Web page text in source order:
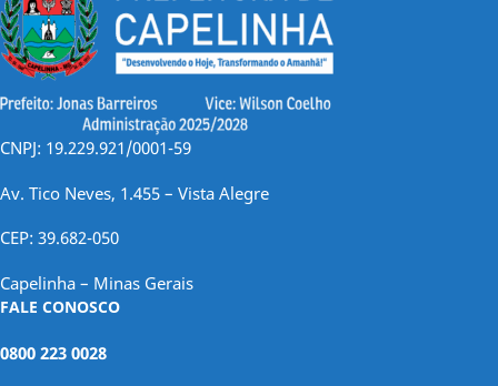
CNPJ: 19.229.921/0001-59
Av. Tico Neves, 1.455 – Vista Alegre
CEP: 39.682-050
Capelinha – Minas Gerais
FALE CONOSCO
0800 223 0028